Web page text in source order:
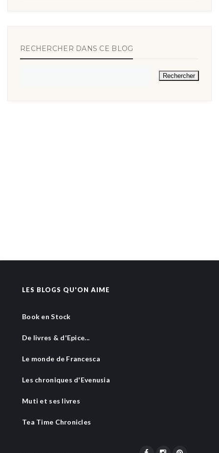
RECHERCHER DANS CE BLOG
LES BLOGS QU'ON AIME
Book en Stock
De livres & d'Epice...
Le monde de Francesca
Les chroniques d'Evenusia
Muti et ses livres
Tea Time Chronicles